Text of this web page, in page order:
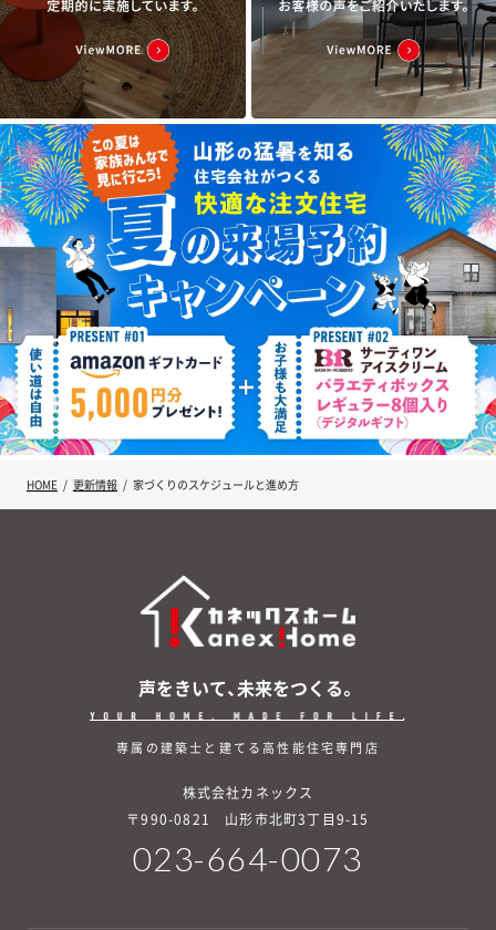
HOME 更新情報 家づくりのスケジュールと進め方
声をきいて、未来をつくる。
専属の建築士と建てる高性能住宅専門店
株式会社カネックス
〒990-0821 山形市北町3丁目9-15
023-664-0073